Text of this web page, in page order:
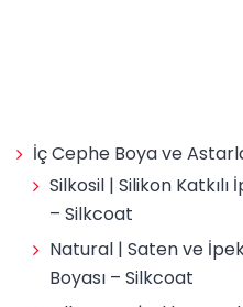
İç Cephe Boya ve
Silkosil | Silikon
– Silkcoat
Natural | Saten ve
Boyası – Silkcoat